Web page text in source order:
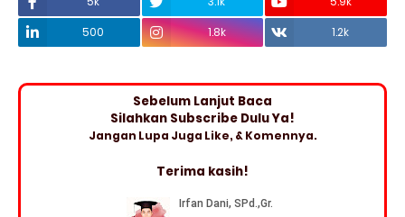
500
1.8k 1.2k
Sebelum Lanjut Baca
Silahkan Subscribe Dulu Ya!
Jangan Lupa Juga Like, & Komennya.
Terima kasih!